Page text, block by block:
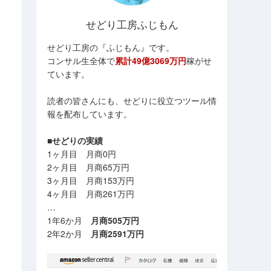
せどり工房ふじもん
せどり工房の『ふじもん』です。
コンサル生全体で累計49億3069万円稼がせ
ています。
読者の皆さんにも、せどりに役立つツール情
報を配布しています。
■せどりの実績
1ヶ月目 月商0円
2ヶ月目 月商65万円
3ヶ月目 月商153万円
4ヶ月目 月商261万円
…
1年6か月 月商505万円
2年2か月 月商2591万円